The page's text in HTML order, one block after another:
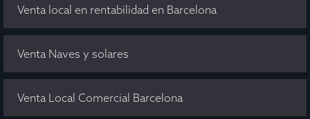
Venta local en rentabilidad en Barcelona
Venta Naves y solares
Venta Local Comercial Barcelona